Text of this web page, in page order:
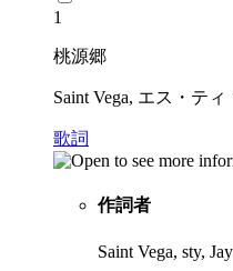
1
桃源郷
Saint Vega, エス・ティ
歌詞
作詞者
Saint Vega, sty,